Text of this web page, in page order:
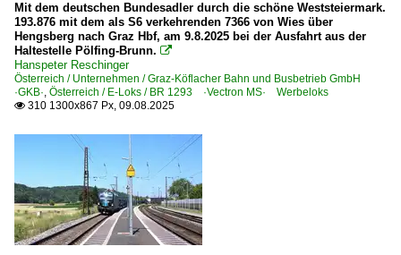
Rollende Landstraße 'RoLa'
Strecken
Strecke Amstetten – Thörl-Maglern (–Tarvisio
Strecke Kufstein – Innsbruck ·Unterinntalbahn·
Strecke Wien – Bruck a.d. Mur – Graz – Spielfeld-Strass (
Unternehmen
Graz-Köflacher Bahn und Busbetrieb GmbH ·GKB·
Mit dem deutschen Bundesadler durch die schöne Weststeiermark.
193.876 mit dem als S6 verkehrenden 7366 von Wies über
Hengsberg nach Graz Hbf, am 9.8.2025 bei der Ausfahrt aus der
Haltestelle Pölfing-Brunn. 
Hanspeter Reschinger
Österreich / Unternehmen / Graz-Köflacher Bahn und Busbetrieb GmbH
·GKB·, Österreich / E-Loks / BR 1293 ·Vectron MS· Werbeloks
 310 1300x867 Px, 09.08.2025